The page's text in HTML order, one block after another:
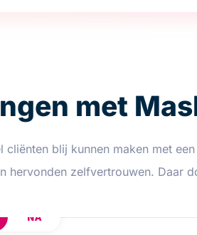
met
cliënten blij kunnen maken met
hervonden zelfvertrouwen. Daar
NA